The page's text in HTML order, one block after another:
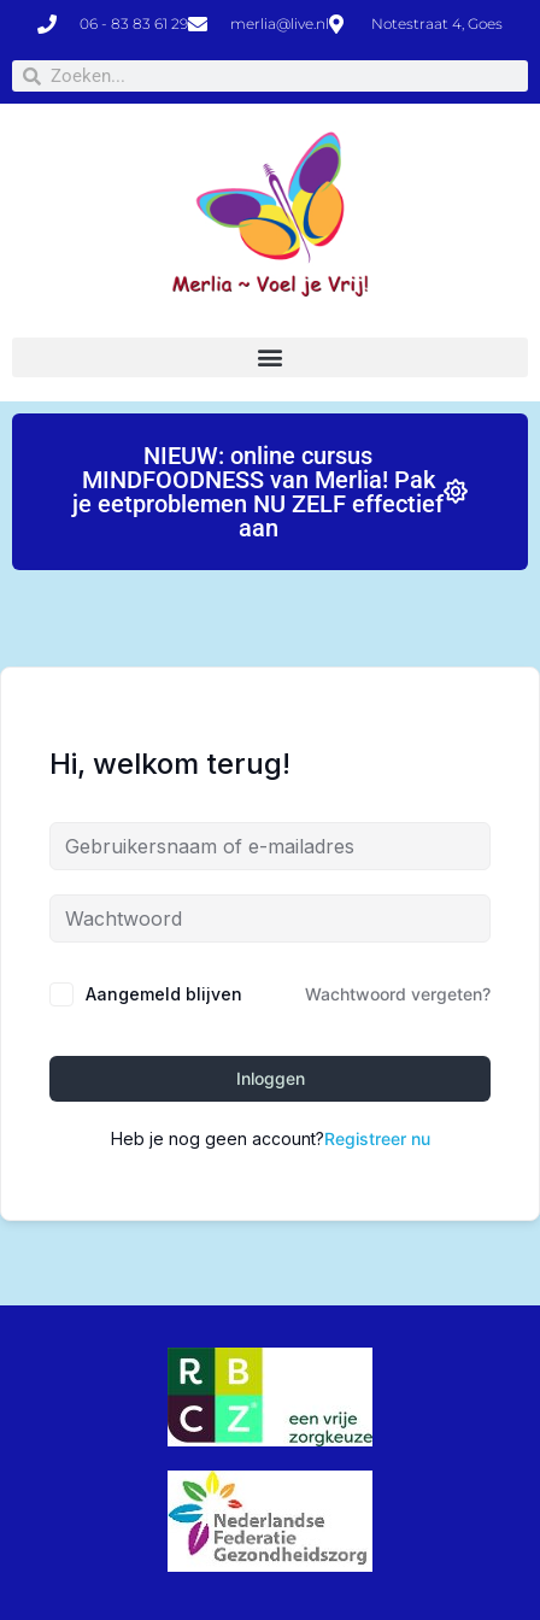
06 - 83 83 61 29 merlia@live.nl Notestraat 4, Goes
NIEUW: online cursus
MINDFOODNESS van Merlia! Pak
je eetproblemen NU ZELF effectief
aan
Hi, welkom terug!
Alternative:
Aangemeld blijven Wachtwoord vergeten?
Inloggen
Heb je nog geen account?Registreer nu